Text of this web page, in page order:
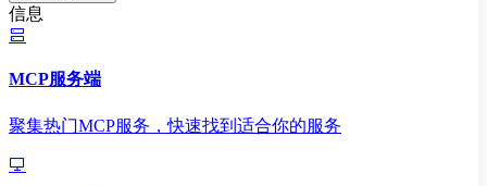
信息
MCP服务端
聚集热门MCP服务，快速找到适合你的服务